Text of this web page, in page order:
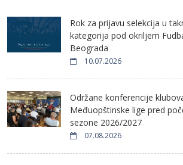
Rok za prijavu selekcija u
kategorija pod okriljem
Beograda
10.07.2026
Održane konferencije
Međuopštinske lige pred
sezone 2026/2027
07.08.2026